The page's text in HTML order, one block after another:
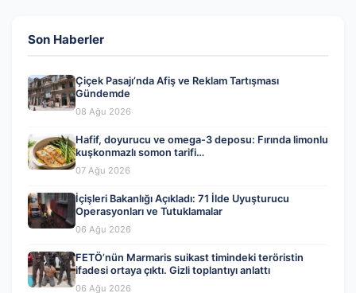
Son Haberler
Çiçek Pasajı’nda Afiş ve Reklam Tartışması
Gündemde
08 Ağu 2026
Hafif, doyurucu ve omega-3 deposu: Fırında limonlu
kuşkonmazlı somon tarifi…
07 Ağu 2026
İçişleri Bakanlığı Açıkladı: 71 İlde Uyuşturucu
Operasyonları ve Tutuklamalar
06 Ağu 2026
FETÖ’nün Marmaris suikast timindeki teröristin
ifadesi ortaya çıktı. Gizli toplantıyı anlattı
06 Ağu 2026